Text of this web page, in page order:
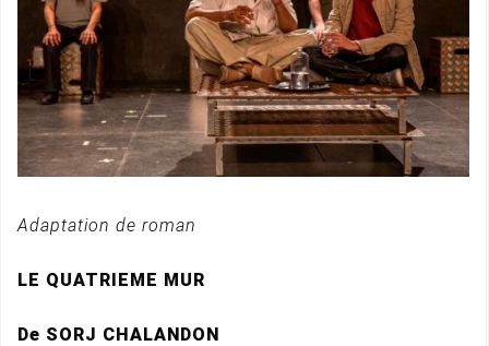
Adaptation de roman
LE QUATRIEME MUR
De SORJ CHALANDON